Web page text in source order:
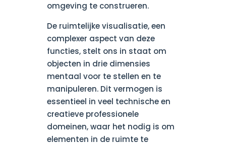
omgeving te construeren.
De ruimtelijke visualisatie, een
complexer aspect van deze
functies, stelt ons in staat om
objecten in drie dimensies
mentaal voor te stellen en te
manipuleren. Dit vermogen is
essentieel in veel technische en
creatieve professionele
domeinen, waar het nodig is om
elementen in de ruimte te